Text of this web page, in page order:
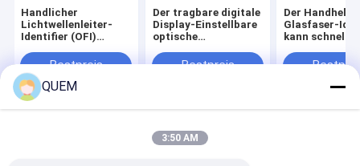
Handlicher
Lichtwellenleiter-
Identifier (OFI)
Ø3,0
Bestpreis
Der tragbare digitale
Display-Einstellbare
optische
Bestpreis
Der Handheld-
Glasfaser-
kann schnell
identifizieren
Sitemap
Privacy Policy
QUEM
3:50 AM